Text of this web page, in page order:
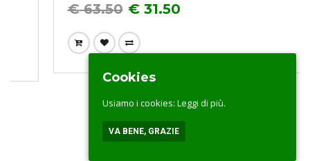
63.50 €31.50
Cookies
Usiamo i cookies: Leggi di più.
VA BENE, GRAZIE